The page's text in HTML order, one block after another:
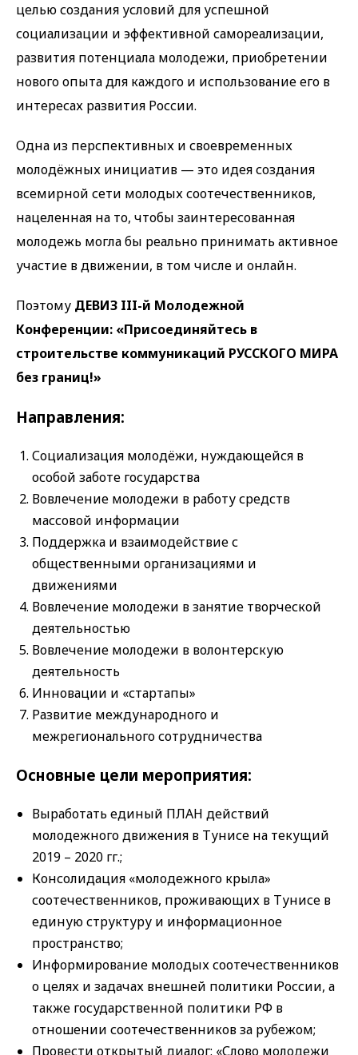
целью создания условий для успешной
социализации и эффективной самореализации,
развития потенциала молодежи, приобретении
нового опыта для каждого и использование его в
интересах развития России.
Одна из перспективных и своевременных
молодёжных инициатив — это идея создания
всемирной сети молодых соотечественников,
нацеленная на то, чтобы заинтересованная
молодежь могла бы реально принимать активное
участие в движении, в том числе и онлайн.
Поэтому ДЕВИЗ III-й Молодежной
Конференции: «Присоединяйтесь в
строительстве коммуникаций РУССКОГО МИРА
без границ!»
Направления:
Социализация молодёжи, нуждающейся в
особой заботе государства
Вовлечение молодежи в работу средств
массовой информации
Поддержка и взаимодействие с
общественными организациями и
движениями
Вовлечение молодежи в занятие творческой
деятельностью
Вовлечение молодежи в волонтерскую
деятельность
Инновации и «стартапы»
Развитие международного и
межрегионального сотрудничества
Основные цели мероприятия:
Выработать единый ПЛАН действий
молодежного движения в Тунисе на текущий
2019 – 2020 гг.;
Консолидация «молодежного крыла»
соотечественников, проживающих в Тунисе в
единую структуру и информационное
пространство;
Информирование молодых соотечественников
о целях и задачах внешней политики России, а
также государственной политики РФ в
отношении соотечественников за рубежом;
Провести открытый диалог: «Слово молодежи